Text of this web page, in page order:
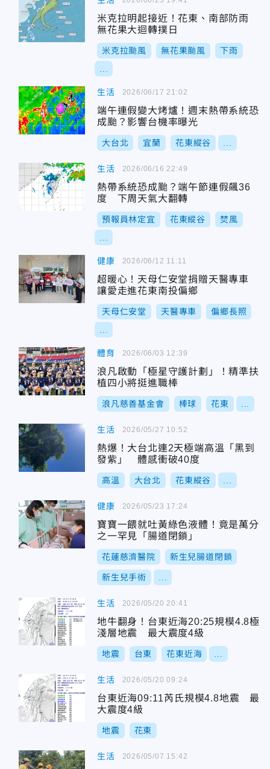
米克拉明起接近！花東、南部防雨
無花果大迴轉撲日
米克拉颱風 無花果颱風 下雨
生活
端午連假變大烤爐！週末熱帶系統恐
成颱？影響台機率曝光
大台北 宜蘭 花東縱谷
2026/06/17 21:02
生活
熱帶系統恐成颱？端午節連假飆36
度 下周天氣大翻轉
預報員林定宜 花東縱谷 焚風
2026/06/16 22:49
健康
超暖心！天母仁安堂捐贈天醫專車
讓愛走進花東南投偏鄉
天母仁安堂 天醫專車 偏鄉長照
2026/06/12 11:11
體育
浪凡啟動「極星守護計劃」！精準扶
植四小將挺進職棒
浪凡慈善基金會 棒球 花東
2026/06/03 12:39
生活
熱爆！大台北連2天極端高溫「黑到
發紫」 體感衝破40度
高溫 大台北 花東縱谷
2026/05/27 10:52
健康
寶寶一餵就吐黃綠色液體！竟是萬分
之一罕見「腸道閉鎖」
花蓮慈濟醫院 新生兒腸道閉鎖
新生兒手術
2026/05/23 17:24
生活
地牛翻身！台東近海20:25規模4.8極
淺層地震 最大震度4級
地震 台東 花東近海
2026/05/20 20:41
生活
台東近海09:11芮氏規模4.8地震 最
大震度4級
地震 花東
2026/05/20 09:24
生活 2026/05/07 15:42